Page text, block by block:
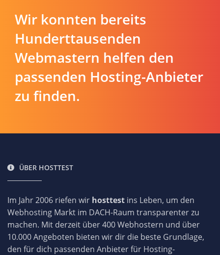
Wir konnten bereits
Hunderttausenden
Webmastern helfen den
passenden Hosting-Anbieter
zu finden.
ÜBER HOSTTEST
Im Jahr 2006 riefen wir hosttest ins Leben, um den
Webhosting Markt im DACH-Raum transparenter zu
machen. Mit derzeit über 400 Webhostern und über
10.000 Angeboten bieten wir dir die beste Grundlage,
den für dich passenden Anbieter für Hosting-